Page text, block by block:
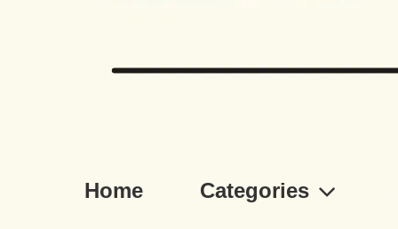
Home Categories